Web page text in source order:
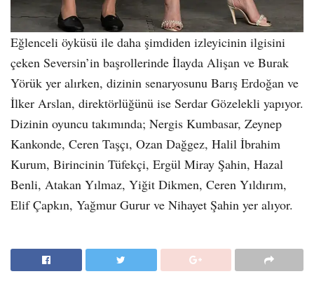
Eğlenceli öyküsü ile daha şimdiden izleyicinin ilgisini
çeken Seversin’in başrollerinde İlayda Alişan ve Burak
Yörük yer alırken, dizinin senaryosunu Barış Erdoğan ve
İlker Arslan, direktörlüğünü ise Serdar Gözelekli yapıyor.
Dizinin oyuncu takımında; Nergis Kumbasar, Zeynep
Kankonde, Ceren Taşçı, Ozan Dağgez, Halil İbrahim
Kurum, Birincinin Tüfekçi, Ergül Miray Şahin, Hazal
Benli, Atakan Yılmaz, Yiğit Dikmen, Ceren Yıldırım,
Elif Çapkın, Yağmur Gurur ve Nihayet Şahin yer alıyor.